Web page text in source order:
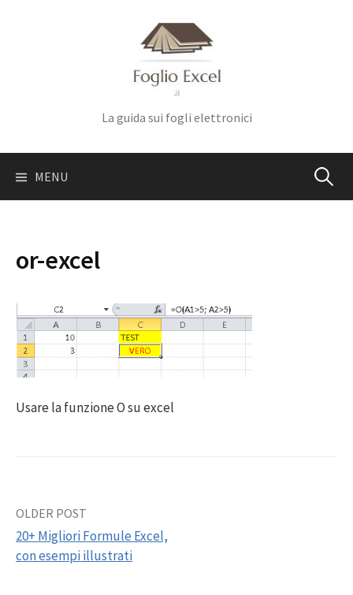
La guida sui fogli elettronici
MENU Ricerca
or-excel
Usare la funzione O su excel
Post
navigation
OLDER POST
20+ Migliori Formule Excel,
con esempi illustrati